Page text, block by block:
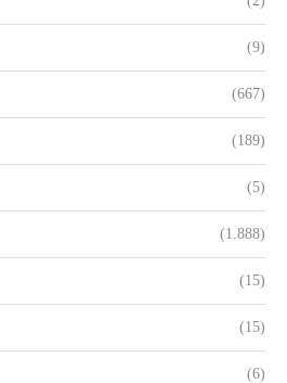
(9)
(667)
(189)
(5)
(1.888)
(15)
(15)
(6)